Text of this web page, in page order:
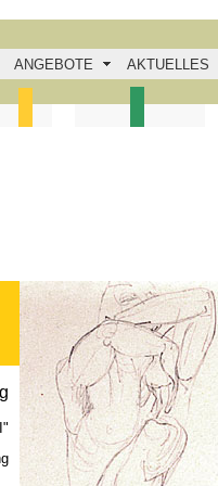
ANGEBOTE AKTUELLES